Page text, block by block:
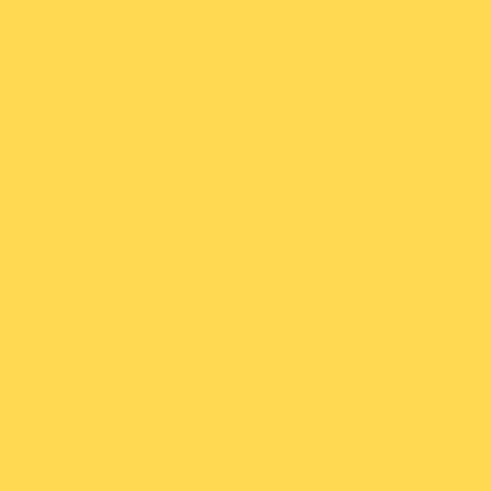
需要在不丹發送或接收國際電匯的SWIFT/BIC代碼？使用我
以便您